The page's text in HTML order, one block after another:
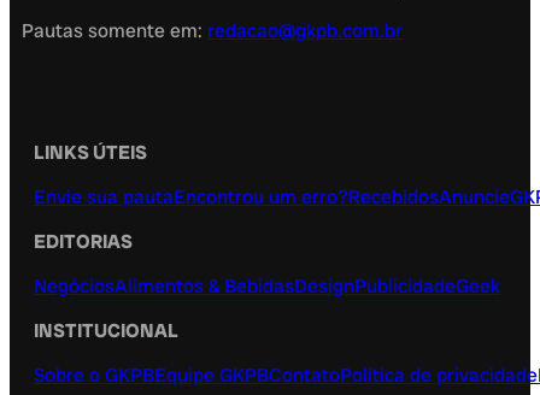
Pautas somente em: redacao@gkpb.com.br
LINKS ÚTEIS
Envie sua pautaEncontrou um erro?RecebidosAnuncie
EDITORIAS
NegóciosAlimentos & BebidasDesignPublicidadeGeek
INSTITUCIONAL
Sobre o GKPBEquipe GKPBContatoPolítica de privacidade